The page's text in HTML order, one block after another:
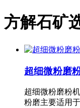
方解石矿
超细微粉磨
超细微粉磨粉
粉磨主要适用